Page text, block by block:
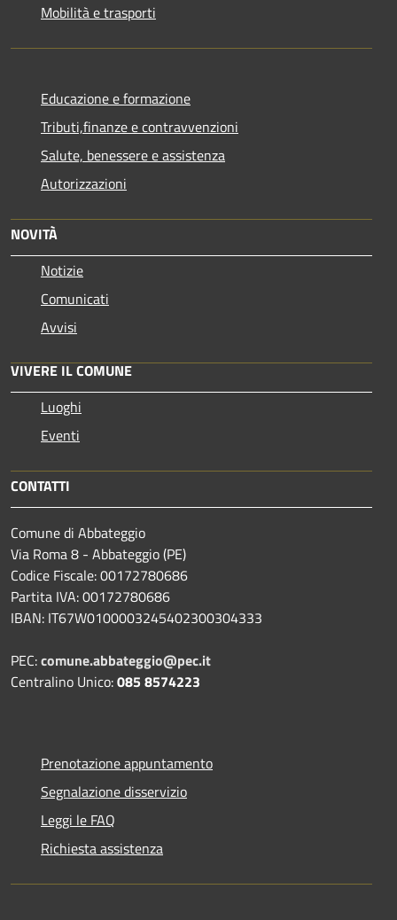
Mobilità e trasporti
Educazione e formazione
Tributi,finanze e contravvenzioni
Salute, benessere e assistenza
Autorizzazioni
NOVITÀ
Notizie
Comunicati
Avvisi
VIVERE IL COMUNE
Luoghi
Eventi
CONTATTI
Comune di Abbateggio
Via Roma 8 - Abbateggio (PE)
Codice Fiscale: 00172780686
Partita IVA: 00172780686
IBAN: IT67W0100003245402300304333
PEC:comune.abbateggio@pec.it
Centralino Unico:085 8574223
Prenotazione appuntamento
Segnalazione disservizio
Leggi le FAQ
Richiesta assistenza